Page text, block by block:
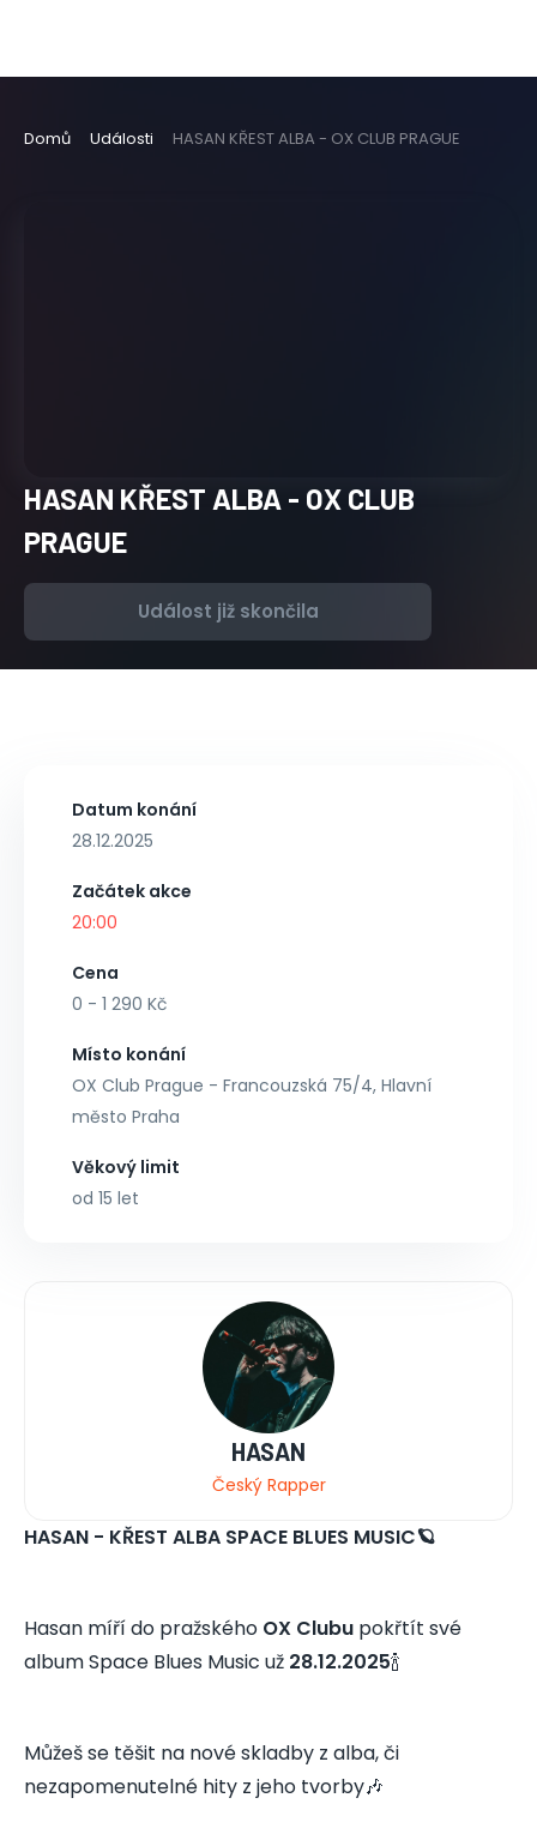
Domů Události HASAN KŘEST ALBA - OX CLUB PRAGUE
HASAN KŘEST ALBA - OX CLUB
PRAGUE
Událost již skončila
Datum konání
28.12.2025
Začátek akce
20:00
Cena
0 - 1 290 Kč
Místo konání
OX Club Prague - Francouzská 75/4, Hlavní
město Praha
Věkový limit
od 15 let
HASAN
Český Rapper
HASAN - KŘEST ALBA SPACE BLUES MUSIC🪐
Hasan míří do pražského OX Clubu pokřtít své
album Space Blues Music už 28.12.2025🍾
Můžeš se těšit na nové skladby z alba, či
nezapomenutelné hity z jeho tvorby🎶